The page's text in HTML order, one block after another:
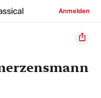
Anmelden